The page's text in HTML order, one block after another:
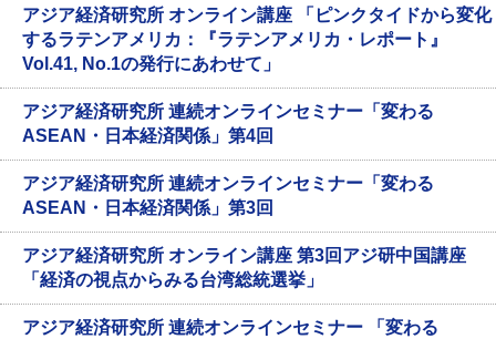
アジア経済研究所 オンライン講座 「ピンクタイドから変化
するラテンアメリカ：『ラテンアメリカ・レポート』
Vol.41, No.1の発行にあわせて」
アジア経済研究所 連続オンラインセミナー「変わる
ASEAN・日本経済関係」第4回
アジア経済研究所 連続オンラインセミナー「変わる
ASEAN・日本経済関係」第3回
アジア経済研究所 オンライン講座 第3回アジ研中国講座
「経済の視点からみる台湾総統選挙」
アジア経済研究所 連続オンラインセミナー 「変わる